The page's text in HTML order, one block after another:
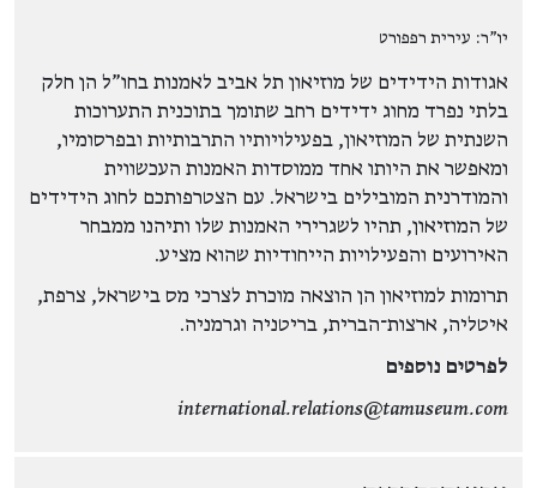
יו"ר: עירית רפפורט
אגודות הידידים של מוזיאון תל אביב לאמנות בחו"ל הן חלק
בלתי נפרד מחוג ידידים רחב שתומך בתוכנית התערוכות
השנתית של המוזיאון, בפעילויותיו התרבותיות ובפרסומיו,
ומאפשר את היותו אחד ממוסדות האמנות העכשווית
והמודרנית המובילים בישראל. עם הצטרפותכם לחוג הידידים
של המוזיאון, תהיו לשגרירי האמנות שלו ותיהנו ממבחר
האירועים והפעילויות הייחודיות שהוא מציע.
תרומות למוזיאון הן הוצאה מוכרת לצרכי מס בישראל, צרפת,
איטליה, ארצות־הברית, בריטניה וגרמניה.
לפרטים נוספים
international.relations@tamuseum.com